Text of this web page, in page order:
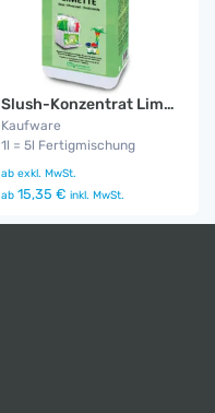
Slush-Konzentrat Limette
Kaufware
1l = 5l Fertigmischung
ab exkl. MwSt.
ab 15,35 € inkl. MwSt.